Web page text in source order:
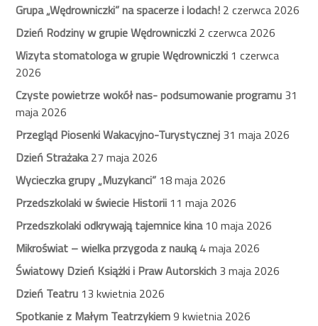
Grupa „Wędrowniczki” na spacerze i lodach! 2 czerwca 2026
Dzień Rodziny w grupie Wędrowniczki 2 czerwca 2026
Wizyta stomatologa w grupie Wędrowniczki 1 czerwca
2026
Czyste powietrze wokół nas- podsumowanie programu 31
maja 2026
Przegląd Piosenki Wakacyjno-Turystycznej 31 maja 2026
Dzień Strażaka27 maja 2026
Wycieczka grupy „Muzykanci” 18 maja 2026
Przedszkolaki w świecie Historii 11 maja 2026
Przedszkolaki odkrywają tajemnice kina10 maja 2026
Mikroświat – wielka przygoda z nauką4 maja 2026
Światowy Dzień Książki i Praw Autorskich 3 maja 2026
Dzień Teatru 13 kwietnia 2026
Spotkanie z Małym Teatrzykiem9 kwietnia 2026